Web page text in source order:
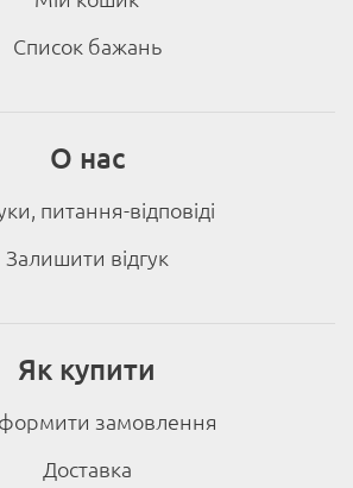
Список бажань
О нас
питання-відповіді
Залишити відгук
Як купити
замовлення
Доставка